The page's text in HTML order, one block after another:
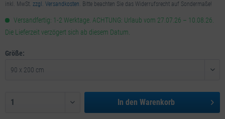
inkl. MwSt. zzgl. Versandkosten. Bitte beachten Sie das Widerrufsrecht auf Sondermaße!
Versandfertig: 1-2 Werktage. ACHTUNG: Urlaub vom 27.07.26 – 10.08.26.
Die Lieferzeit verzögert sich ab diesem Datum.
Größe:
In den Warenkorb